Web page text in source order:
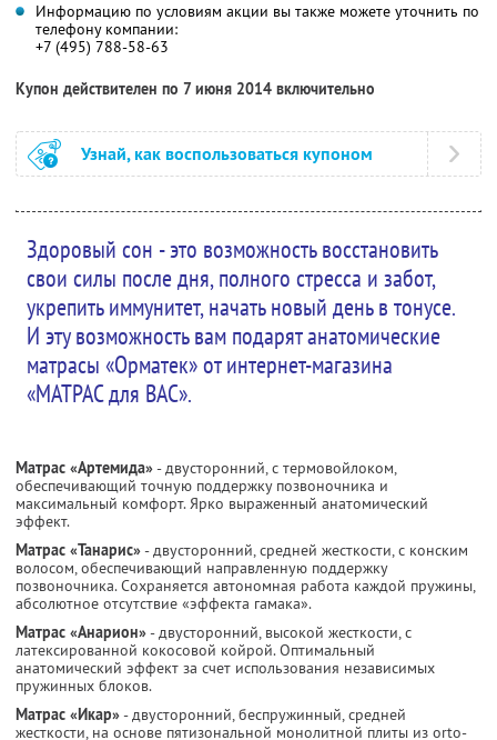
Информацию по условиям акции вы также можете уточнить по
телефону компании:
+7 (495) 788-58-63
Купон действителен по 7 июня 2014 включительно
Узнай, как воспользоваться купоном
Здоровый сон - это возможность восстановить
свои силы после дня, полного стресса и забот,
укрепить иммунитет, начать новый день в тонусе.
И эту возможность вам подарят анатомические
матрасы «Орматек» от интернет-магазина
«МАТРАС для ВАС».
Матрас «Артемида»- двусторонний, с термовойлоком,
обеспечивающий точную поддержку позвоночника и
максимальный комфорт. Ярко выраженный анатомический
эффект.
Матрас «Танарис»- двусторонний, средней жесткости, с конским
волосом, обеспечивающий направленную поддержку
позвоночника. Сохраняется автономная работа каждой пружины,
абсолютное отсутствие «эффекта гамака».
Матрас «Анарион»- двусторонний, высокой жесткости, с
латексированной кокосовой койрой. Оптимальный
анатомический эффект за счет использования независимых
пружинных блоков.
Матрас «Икар»- двусторонний, беспружинный, средней
жесткости, на основе пятизональной монолитной плиты из orto-